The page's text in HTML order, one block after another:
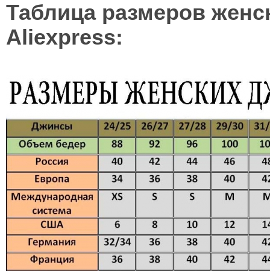
Таблица размеров
Aliexpress: